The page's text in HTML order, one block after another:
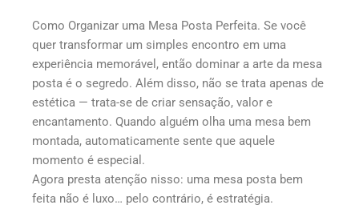
Como Organizar uma Mesa Posta Perfeita. Se você
quer transformar um simples encontro em uma
experiência memorável, então dominar a arte da mesa
posta é o segredo. Além disso, não se trata apenas de
estética — trata-se de criar sensação, valor e
encantamento. Quando alguém olha uma mesa bem
montada, automaticamente sente que aquele
momento é especial.
Agora presta atenção nisso: uma mesa posta bem
feita não é luxo… pelo contrário, é estratégia.